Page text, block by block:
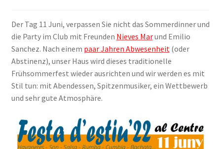
Der Tag 11 Juni, verpassen Sie nicht das Sommerdinner und
die Party im Club mit Freunden Nieves Marund Emilio
Sanchez. Nach einem paar Jahren Abwesenheit(oder
Abstinenz), unser Haus wird dieses traditionelle
Frühsommerfest wieder ausrichten und wir werden es mit
Stil tun: mit Abendessen, Spitzenmusiker, ein Wettbewerb
und sehr gute Atmosphäre.